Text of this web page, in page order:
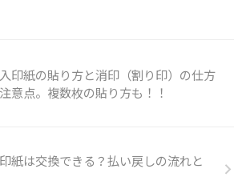
印紙の貼り方と消印（割り印）の仕方
意点。複数枚の貼り方も！！
紙は交換できる？払い戻しの流れと